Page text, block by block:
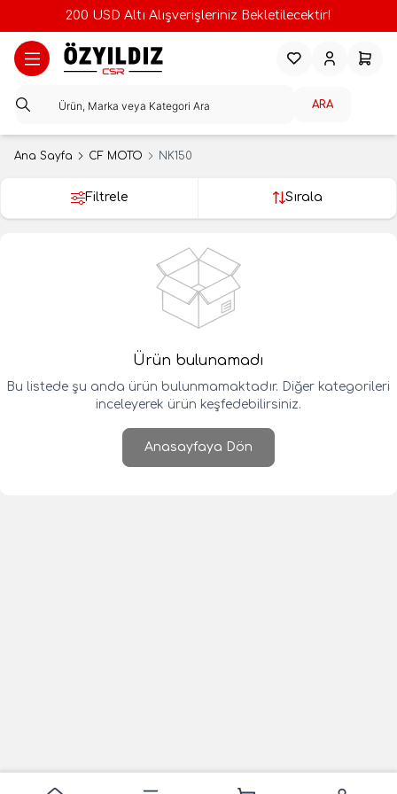
200 USD Altı Alışverişleriniz Bekletilecektir!
ARA
FavorilerimHesabım
Ana Sayfa CF MOTO NK150
Filtrele Sırala
Ürün bulunamadı
Bu listede şu anda ürün bulunmamaktadır. Diğer kategorileri
inceleyerek ürün keşfedebilirsiniz.
Anasayfaya Dön